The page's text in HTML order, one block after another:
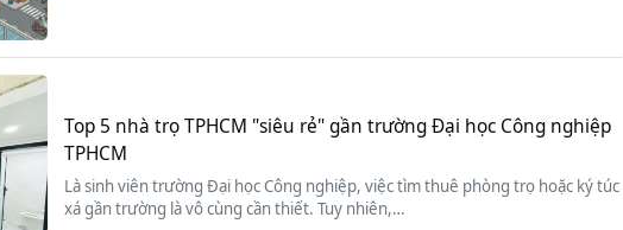
Top 5 nhà trọ TPHCM "siêu rẻ" gần trường Đại học Công nghiệp
TPHCM
Là sinh viên trường Đại học Công nghiệp, việc tìm thuê phòng trọ hoặc ký túc
xá gần trường là vô cùng cần thiết. Tuy nhiên,…